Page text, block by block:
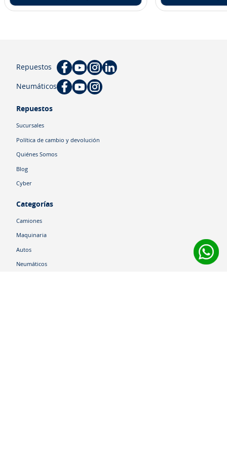
Repuestos
Neumáticos
Repuestos
Sucursales
Política de cambio y devolución
Quiénes Somos
Blog
Cyber
Categorías
Camiones
Maquinaria
Autos
Neumáticos